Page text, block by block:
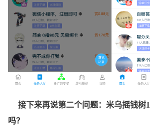
接下来再说第二个问题：米乌摇钱树
吗？